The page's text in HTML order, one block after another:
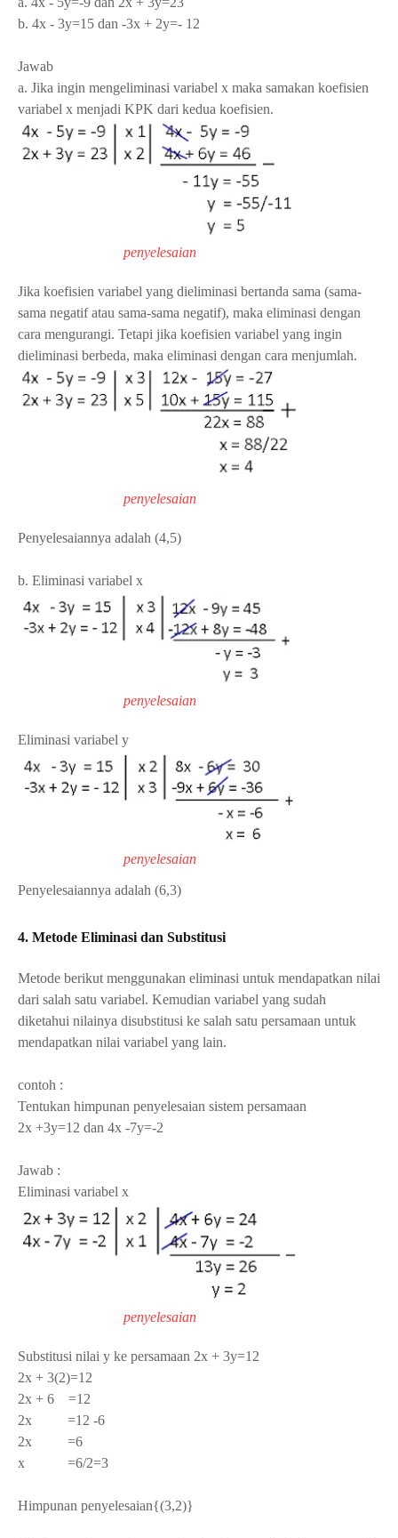
b. 4x - 3y=15 dan -3x + 2y=- 12
Jawab
a. Jika ingin mengeliminasi variabel x maka samakan koefisien
variabel x menjadi KPK dari kedua koefisien.
penyelesaian
Jika koefisien variabel yang dieliminasi bertanda sama (sama-
sama negatif atau sama-sama negatif), maka eliminasi dengan
cara mengurangi. Tetapi jika koefisien variabel yang ingin
dieliminasi berbeda, maka eliminasi dengan cara menjumlah.
penyelesaian
Penyelesaiannya adalah (4,5)
b. Eliminasi variabel x
penyelesaian
Eliminasi variabel y
penyelesaian
Penyelesaiannya adalah (6,3)
4. Metode Eliminasi dan Substitusi
Metode berikut menggunakan eliminasi untuk mendapatkan nilai
dari salah satu variabel. Kemudian variabel yang sudah
diketahui nilainya disubstitusi ke salah satu persamaan untuk
mendapatkan nilai variabel yang lain.
contoh :
Tentukan himpunan penyelesaian sistem persamaan
2x +3y=12 dan 4x -7y=-2
Jawab :
Eliminasi variabel x
penyelesaian
Substitusi nilai y ke persamaan 2x + 3y=12
2x + 3(2)=12
2x + 6 =12
2x =12 -6
2x =6
x =6/2=3
Himpunan penyelesaian{(3,2)}